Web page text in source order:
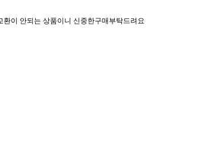
환이 안되는 상품이니 신중한구매부탁드려요